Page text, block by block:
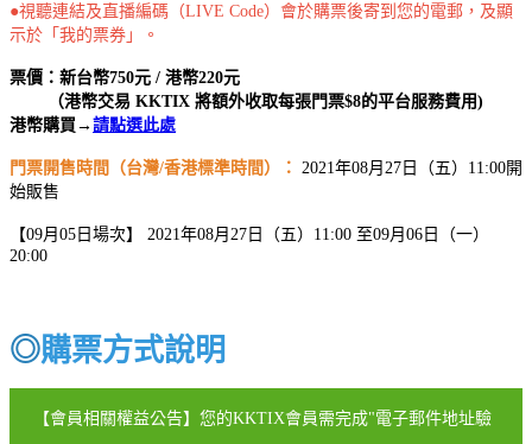
●視聽連結及直播編碼（LIVE Code）會於購票後寄到您的電郵，及顯
示於「我的票券」。
票價：新台幣750元 / 港幣220元
（港幣交易 KKTIX 將額外收取每張門票$8的平台服務費用)
港幣購買→ 請點選此處
門票開售時間（台灣/香港標準時間）：
2021年08月27日（五）11:00開
始販售
【09月05日場次】 2021年08月27日（五）11:00 至09月06日（一）
20:00
◎購票方式說明
【會員相關權益公告】您的KKTIX會員需完成"電子郵件地址驗